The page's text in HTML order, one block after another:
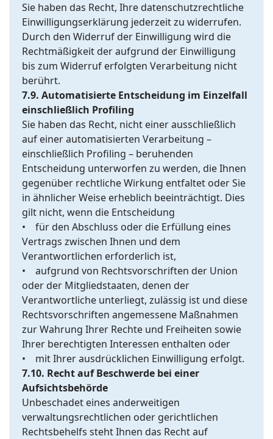
Sie haben das Recht, Ihre datenschutzrechtliche
Einwilligungserklärung jederzeit zu widerrufen.
Durch den Widerruf der Einwilligung wird die
Rechtmäßigkeit der aufgrund der Einwilligung
bis zum Widerruf erfolgten Verarbeitung nicht
berührt.
7.9. Automatisierte Entscheidung im Einzelfall
einschließlich Profiling
Sie haben das Recht, nicht einer ausschließlich
auf einer automatisierten Verarbeitung –
einschließlich Profiling – beruhenden
Entscheidung unterworfen zu werden, die Ihnen
gegenüber rechtliche Wirkung entfaltet oder Sie
in ähnlicher Weise erheblich beeinträchtigt. Dies
gilt nicht, wenn die Entscheidung
• für den Abschluss oder die Erfüllung eines
Vertrags zwischen Ihnen und dem
Verantwortlichen erforderlich ist,
• aufgrund von Rechtsvorschriften der Union
oder der Mitgliedstaaten, denen der
Verantwortliche unterliegt, zulässig ist und diese
Rechtsvorschriften angemessene Maßnahmen
zur Wahrung Ihrer Rechte und Freiheiten sowie
Ihrer berechtigten Interessen enthalten oder
• mit Ihrer ausdrücklichen Einwilligung erfolgt.
7.10. Recht auf Beschwerde bei einer
Aufsichtsbehörde
Unbeschadet eines anderweitigen
verwaltungsrechtlichen oder gerichtlichen
Rechtsbehelfs steht Ihnen das Recht auf